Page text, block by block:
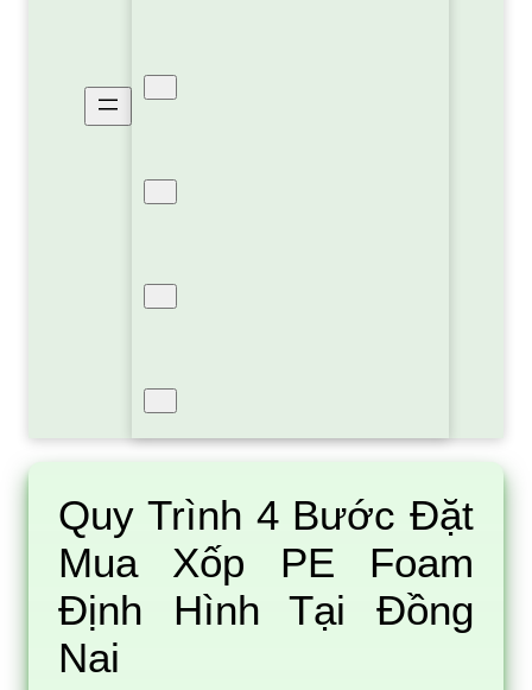
Quy Trình 4 Bước Đặt
Mua Xốp PE Foam
Định Hình Tại Đồng
Nai